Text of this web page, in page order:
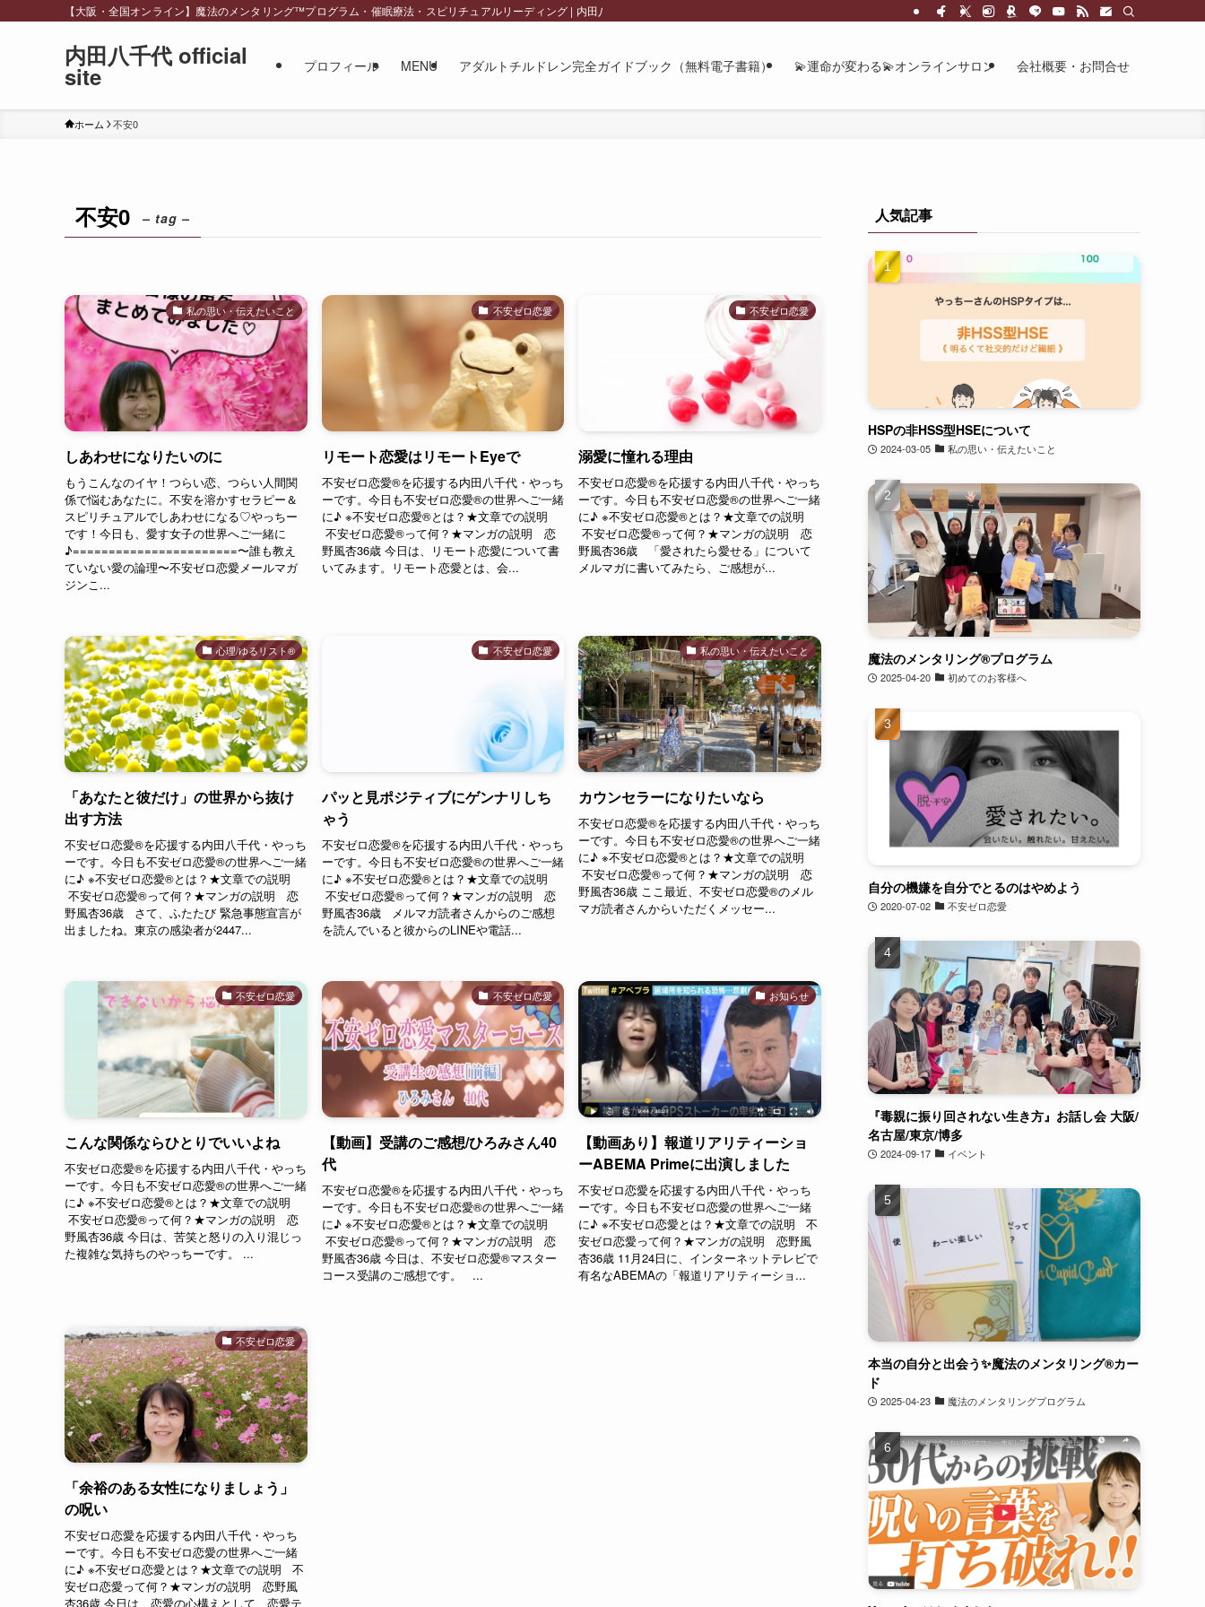
【大阪・全国オンライン】魔法のメンタリング™︎プログラム・催眠療法・スピリチュアルリーディング | 内田八千代 official site
内田八千代 official
site プロフィール MENU アダルトチルドレン完全ガイドブック（無料電子書籍） 💫運命が変わる💫オンラインサロン 会社概要・お問合せ
ホーム 不安0
不安0 – tag –
私の思い・伝えたいこと
しあわせになりたいのに
もうこんなのイヤ！つらい恋、つらい人間関
係で悩むあなたに。不安を溶かすセラピー＆
スピリチュアルでしあわせになる♡やっちー
です！今日も、愛す女子の世界へご一緒に
♪=======================〜誰も教え
ていない愛の論理〜不安ゼロ恋愛メールマガ
ジンこ...
不安ゼロ恋愛
リモート恋愛はリモートEyeで
不安ゼロ恋愛®︎を応援する内田八千代・やっち
ーです。今日も不安ゼロ恋愛®︎の世界へご一緒
に♪ ※不安ゼロ恋愛®︎とは？★文章での説明
不安ゼロ恋愛®︎って何？★マンガの説明 恋
野風杏36歳 今日は、リモート恋愛について書
いてみます。リモート恋愛とは、会...
不安ゼロ恋愛
溺愛に憧れる理由
不安ゼロ恋愛®︎を応援する内田八千代・やっち
ーです。今日も不安ゼロ恋愛®︎の世界へご一緒
に♪ ※不安ゼロ恋愛®︎とは？★文章での説明
不安ゼロ恋愛®︎って何？★マンガの説明 恋
野風杏36歳 「愛されたら愛せる」について
メルマガに書いてみたら、ご感想が...
心理/ゆるリスト®︎
「あなたと彼だけ」の世界から抜け
出す方法
不安ゼロ恋愛®︎を応援する内田八千代・やっち
ーです。今日も不安ゼロ恋愛®︎の世界へご一緒
に♪ ※不安ゼロ恋愛®︎とは？★文章での説明
不安ゼロ恋愛®︎って何？★マンガの説明 恋
野風杏36歳 さて、ふたたび 緊急事態宣言が
出ましたね。東京の感染者が2447...
不安ゼロ恋愛
パッと見ポジティブにゲンナリしち
ゃう
不安ゼロ恋愛®︎を応援する内田八千代・やっち
ーです。今日も不安ゼロ恋愛®︎の世界へご一緒
に♪ ※不安ゼロ恋愛®︎とは？★文章での説明
不安ゼロ恋愛®︎って何？★マンガの説明 恋
野風杏36歳 メルマガ読者さんからのご感想
を読んでいると彼からのLINEや電話...
私の思い・伝えたいこと
カウンセラーになりたいなら
不安ゼロ恋愛®︎を応援する内田八千代・やっち
ーです。今日も不安ゼロ恋愛®︎の世界へご一緒
に♪ ※不安ゼロ恋愛®︎とは？★文章での説明
不安ゼロ恋愛®︎って何？★マンガの説明 恋
野風杏36歳 ここ最近、不安ゼロ恋愛®︎のメル
マガ読者さんからいただくメッセー...
不安ゼロ恋愛
こんな関係ならひとりでいいよね
不安ゼロ恋愛®︎を応援する内田八千代・やっち
ーです。今日も不安ゼロ恋愛®︎の世界へご一緒
に♪ ※不安ゼロ恋愛®︎とは？★文章での説明
不安ゼロ恋愛®︎って何？★マンガの説明 恋
野風杏36歳 今日は、苦笑と怒りの入り混じっ
た複雑な気持ちのやっちーです。 ...
不安ゼロ恋愛
【動画】受講のご感想/ひろみさん40
代
不安ゼロ恋愛®︎を応援する内田八千代・やっち
ーです。今日も不安ゼロ恋愛®︎の世界へご一緒
に♪ ※不安ゼロ恋愛®︎とは？★文章での説明
不安ゼロ恋愛®︎って何？★マンガの説明 恋
野風杏36歳 今日は、不安ゼロ恋愛®︎マスター
コース受講のご感想です。 ...
お知らせ
【動画あり】報道リアリティーショ
ーABEMA Primeに出演しました
不安ゼロ恋愛を応援する内田八千代・やっち
ーです。今日も不安ゼロ恋愛の世界へご一緒
に♪ ※不安ゼロ恋愛とは？★文章での説明 不
安ゼロ恋愛って何？★マンガの説明 恋野風
杏36歳 11月24日に、インターネットテレビで
有名なABEMAの「報道リアリティーショ...
不安ゼロ恋愛
「余裕のある女性になりましょう」
の呪い
不安ゼロ恋愛を応援する内田八千代・やっち
ーです。今日も不安ゼロ恋愛の世界へご一緒
に♪ ※不安ゼロ恋愛とは？★文章での説明 不
安ゼロ恋愛って何？★マンガの説明 恋野風
杏36歳 今日は、恋愛の心構えとして、恋愛テ
人気記事
HSPの非HSS型HSEについて
2024-03-05 私の思い・伝えたいこと
魔法のメンタリング®︎プログラム
2025-04-20 初めてのお客様へ
自分の機嫌を自分でとるのはやめよう
2020-07-02 不安ゼロ恋愛
『毒親に振り回されない生き方』お話し会 大阪/
名古屋/東京/博多
2024-09-17 イベント
本当の自分と出会う✨魔法のメンタリング®︎カー
ド
2025-04-23 魔法のメンタリングプログラム